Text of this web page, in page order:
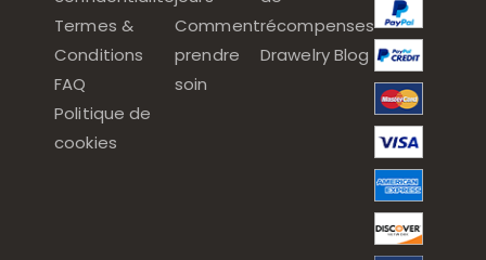
Termes &
Conditions
FAQ
Politique de
cookies
Comment
prendre
soin
récompenses
Drawelry Blog